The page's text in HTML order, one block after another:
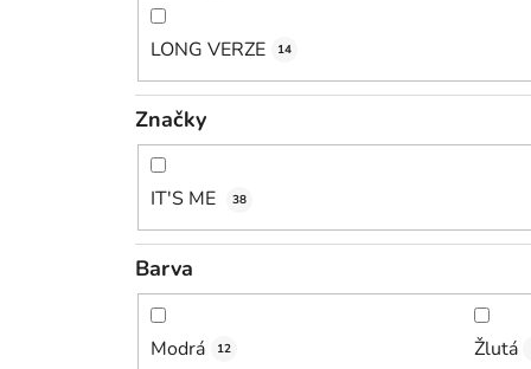
LONG VERZE 14
Značky
IT'S ME 38
Barva
Modrá 12 Žlutá